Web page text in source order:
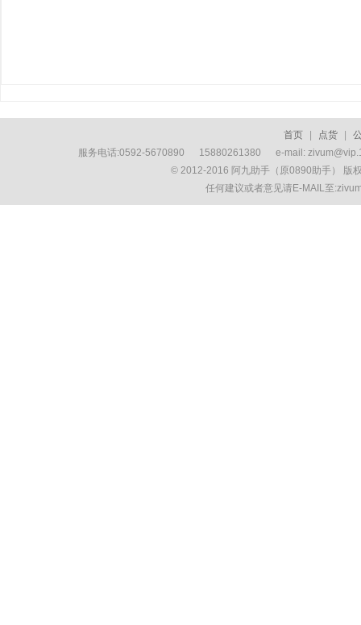
首页 点货
服务电话:0592-5670890 15880261380 e-mail:
© 2012-2016 阿九助手（原0890助手） 版
任何建议或者意见请E-MAIL至